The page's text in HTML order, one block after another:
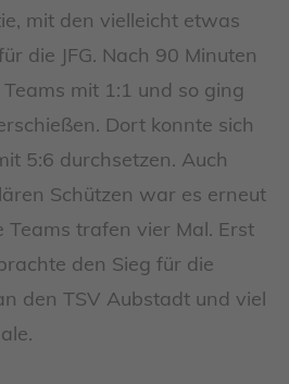
mit den vielleicht etwas
die JFG. Nach 90 Minuten
mit 1:1 und so ging
Dort konnte sich
5:6 durchsetzen. Auch
Schützen war es erneut
Teams trafen vier Mal. Erst
den Sieg für die
den TSV Aubstadt und viel